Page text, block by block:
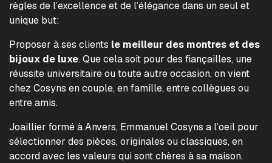
règles de l’excellence et de l’élégance dans un seul et
unique but:
Proposer à ses clients le meilleur des montres et des
bijoux de luxe. Que cela soit pour des fiançailles, une
réussite universitaire ou toute autre occasion, on vient
chez Cosyns en couple, en famille, entre collègues ou
entre amis.
Joaillier formé à Anvers, Emmanuel Cosyns a l’oeil pour
sélectionner des pièces, originales ou classiques, en
accord avec les valeurs qui sont chères à sa maison.